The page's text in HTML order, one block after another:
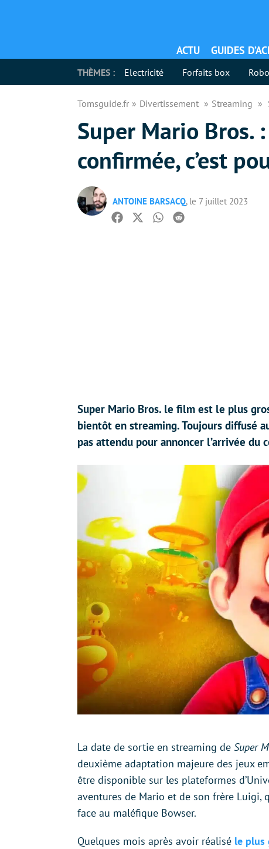
ACTU GUIDES
THÈMES : Electricité Forfaits box
Tomsguide.fr Divertissement Streaming
Super Mario
confirmée, c’est
ANTOINE BARSACQ, le 7 juillet 2023
Facebook
TwitterWhatsapp
Reddit
Super Mario Bros. le film est le plus
bientôt en streaming. Toujours diffusé
pas attendu pour annoncer l’arrivée du
La date de sortie en streaming de Super
deuxième adaptation majeure des jeux
être disponible sur les plateformes
aventures de Mario et de son frère
face au maléfique Bowser.
Quelques mois après avoir réalisé le plus